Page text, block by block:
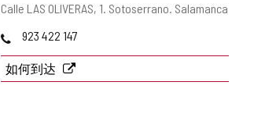
邮
地
址
Calle LAS OLIVERAS, 1. Sotoserrano. Salamanca
电
923 422 147
如何到达